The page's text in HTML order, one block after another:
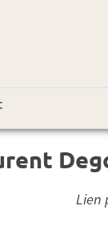
Lien